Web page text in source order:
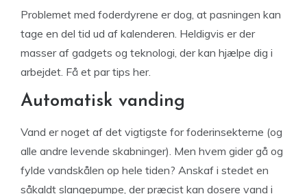
Problemet med foderdyrene er dog, at pasningen kan
tage en del tid ud af kalenderen. Heldigvis er der
masser af gadgets og teknologi, der kan hjælpe dig i
arbejdet. Få et par tips her.
Automatisk vanding
Vand er noget af det vigtigste for foderinsekterne (og
alle andre levende skabninger). Men hvem gider gå og
fylde vandskålen op hele tiden? Anskaf i stedet en
såkaldt slangepumpe, der præcist kan dosere vand i